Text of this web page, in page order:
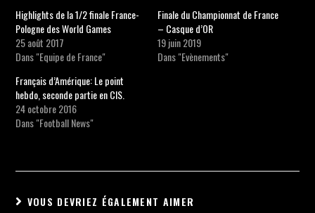
Highlights de la 1/2 finale France-
Pologne des World Games
25 août 2017
Dans "Equipe de France"
Finale du Championnat de France
– Casque d’OR
19 juin 2019
Dans "Evènements"
Français d’Amérique: Le point
hebdo, seconde partie en CIS.
24 octobre 2016
Dans "Football News"
VOUS DEVRIEZ ÉGALEMENT AIMER